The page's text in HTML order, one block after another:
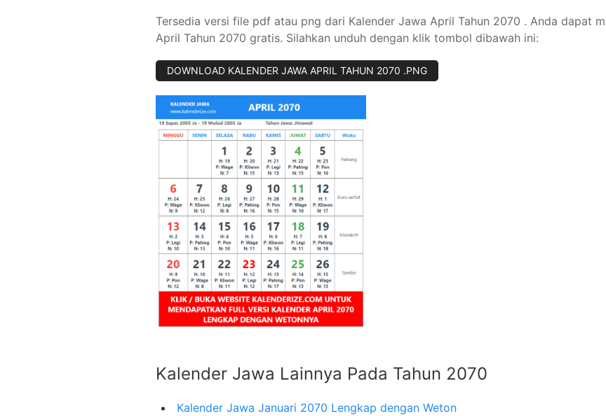
Tersedia versi file pdf atau png dari Kalender Jawa April Tahun 2070 . Anda dapat
April Tahun 2070 gratis. Silahkan unduh dengan klik tombol dibawah ini:
DOWNLOAD KALENDER JAWA APRIL TAHUN 2070 .PNG
Kalender Jawa Lainnya Pada Tahun 2070
Kalender Jawa Januari 2070 Lengkap dengan Weton